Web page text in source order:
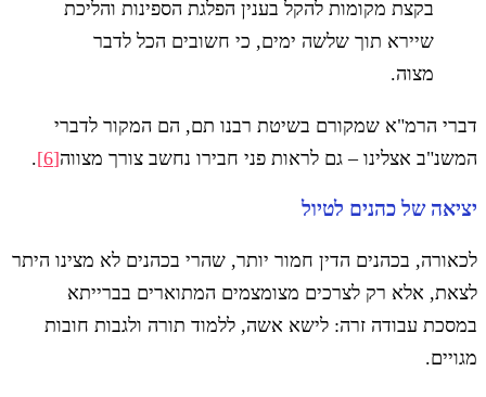
בקצת מקומות להקל בענין הפלגת הספינות והליכת
שיירא תוך שלשה ימים, כי חשובים הכל לדבר
מצוה.
דברי הרמ"א שמקורם בשיטת רבנו תם, הם המקור לדברי
המשנ"ב אצלינו – גם לראות פני חבירו נחשב צורך מצווה[6]
.
יציאה של כהנים לטיול
לכאורה, בכהנים הדין חמור יותר, שהרי בכהנים לא מצינו היתר
לצאת, אלא רק לצרכים מצומצמים המתוארים בברייתא
במסכת עבודה זרה: לישא אשה, ללמוד תורה ולגבות חובות
מגויים.